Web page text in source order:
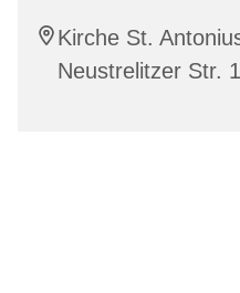
Kirche St.
Neustrelitzer Str.